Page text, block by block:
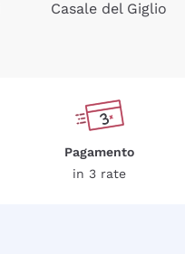
Casale del Giglio
Pagamento
in 3 rate